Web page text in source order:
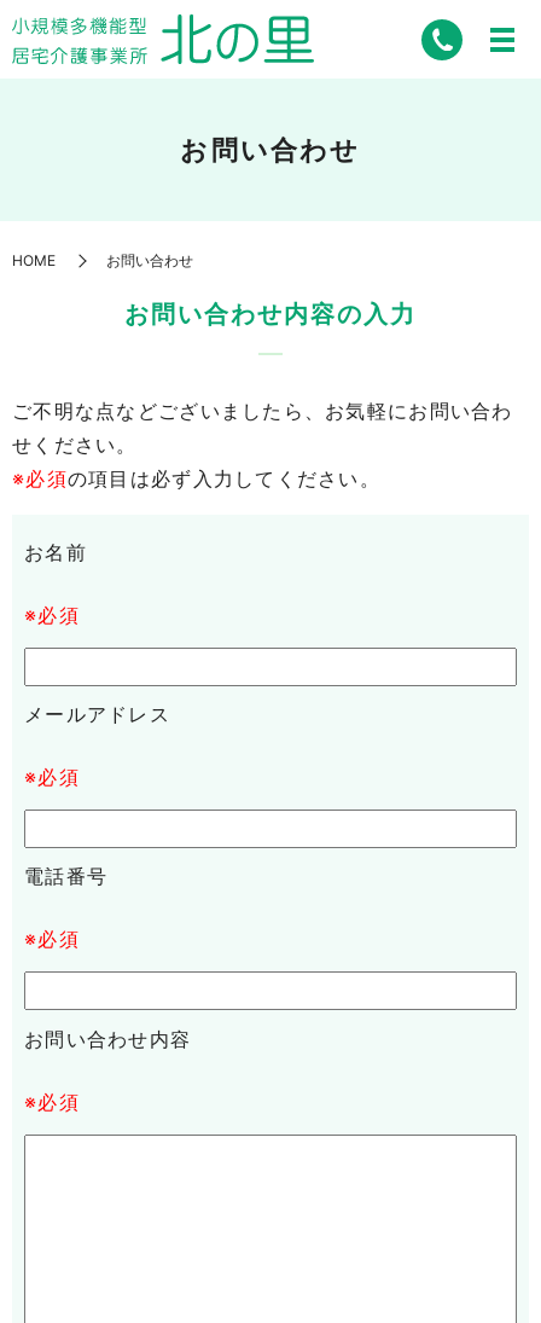
お問い合わせ
HOME お問い合わせ
お問い合わせ内容の入力
ご不明な点などございましたら、お気軽にお問い合わ
せください。
※必須の項目は必ず入力してください。
お名前
※必須
メールアドレス
※必須
電話番号
※必須
お問い合わせ内容
※必須